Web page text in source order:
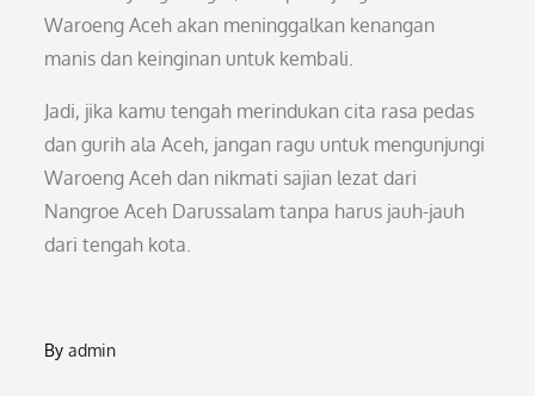
Waroeng Aceh akan meninggalkan kenangan
manis dan keinginan untuk kembali.
Jadi, jika kamu tengah merindukan cita rasa pedas
dan gurih ala Aceh, jangan ragu untuk mengunjungi
Waroeng Aceh dan nikmati sajian lezat dari
Nangroe Aceh Darussalam tanpa harus jauh-jauh
dari tengah kota.
Byadmin